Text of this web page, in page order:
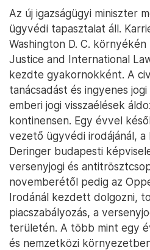
Az új igazságügyi miniszter
ügyvédi tapasztalat áll.
Washington D. C.
Justice and International
kezdte gyakornokként. A
tanácsadást és ingyenes
emberi jogi visszaélések
kontinensen. Egy évvel
vezető ügyvédi irodájánál, a
Deringer budapesti
versenyjogi és
novemberétől pedig az
Irodánál kezdett dolgozni,
piacszabályozás, a
területén. A több mint egy
és nemzetközi